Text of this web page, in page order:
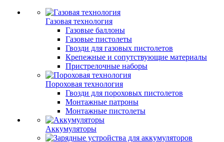
Газовая технология
Газовые баллоны
Газовые пистолеты
Гвозди для газовых пистолетов
Крепежные и сопутствующие материалы
Пристрелочные наборы
Пороховая технология
Гвозди для пороховых пистолетов
Монтажные патроны
Монтажные пистолеты
Аккумуляторы